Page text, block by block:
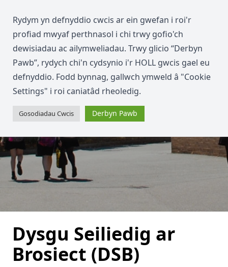
Dysgu Seiliedig ar
Brosiect (DSB)
Rydym yn defnyddio cwcis ar ein gwefan i roi'r
profiad mwyaf perthnasol i chi trwy gofio'ch
dewisiadau ac ailymweliadau. Trwy glicio “Derbyn
Pawb”, rydych chi'n cydsynio i'r HOLL gwcis gael eu
defnyddio. Fodd bynnag, gallwch ymweld â "Cookie
Settings" i roi caniatâd rheoledig.
Gosodiadau Cwcis Derbyn Pawb